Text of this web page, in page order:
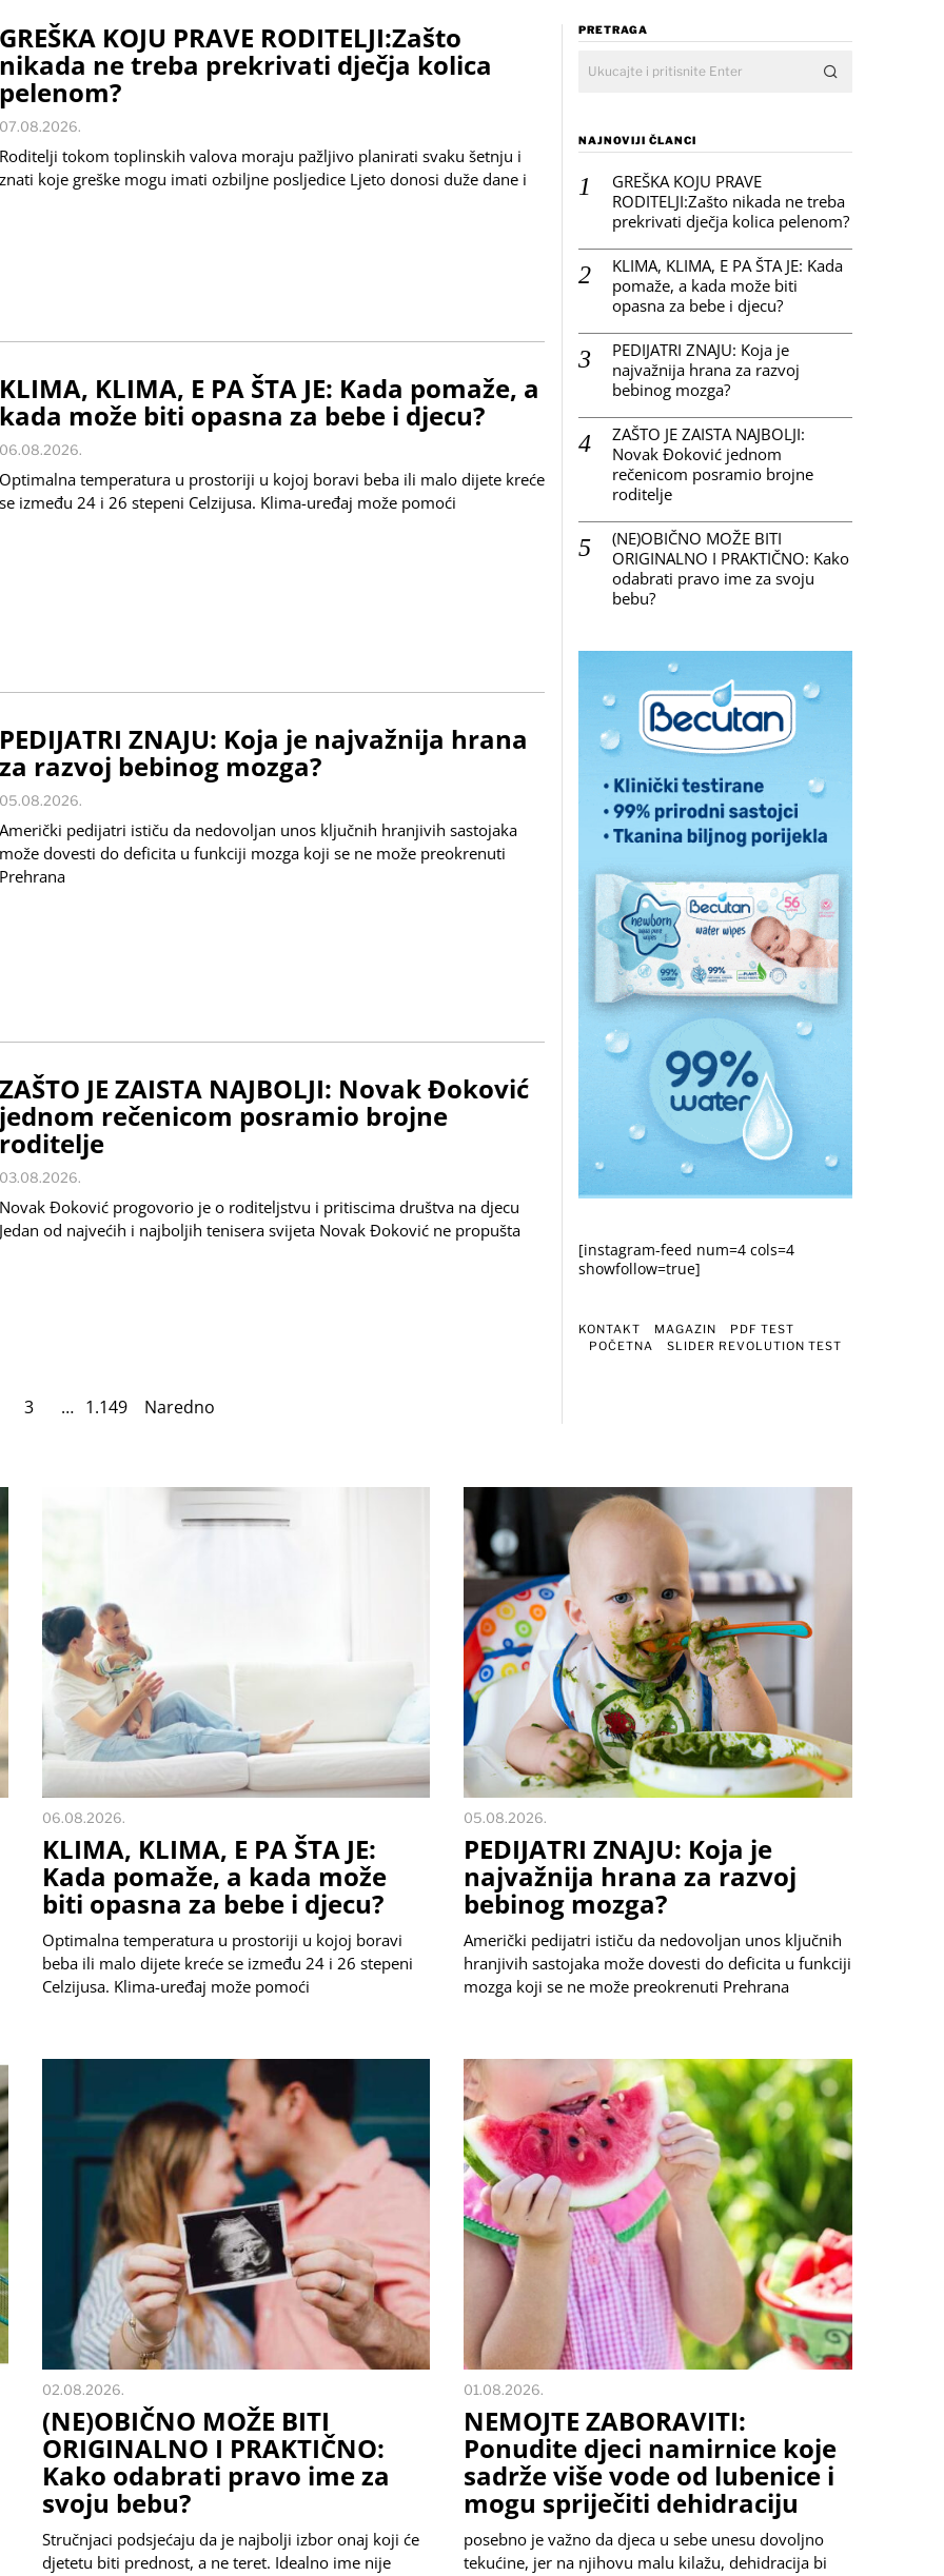
GREŠKA KOJU PRAVE RODITELJI:Zašto
nikada ne treba prekrivati dječja kolica
pelenom?
07.08.2026.
Roditelji tokom toplinskih valova moraju pažljivo planirati svaku šetnju i
znati koje greške mogu imati ozbiljne posljedice Ljeto donosi duže dane i
KLIMA, KLIMA, E PA ŠTA JE: Kada pomaže, a
kada može biti opasna za bebe i djecu?
06.08.2026.
Optimalna temperatura u prostoriji u kojoj boravi beba ili malo dijete kreće
se između 24 i 26 stepeni Celzijusa. Klima-uređaj može pomoći
PEDIJATRI ZNAJU: Koja je najvažnija hrana
za razvoj bebinog mozga?
05.08.2026.
Američki pedijatri ističu da nedovoljan unos ključnih hranjivih sastojaka
može dovesti do deficita u funkciji mozga koji se ne može preokrenuti
Prehrana
ZAŠTO JE ZAISTA NAJBOLJI: Novak Đoković
jednom rečenicom posramio brojne
roditelje
03.08.2026.
Novak Đoković progovorio je o roditeljstvu i pritiscima društva na djecu
Jedan od najvećih i najboljih tenisera svijeta Novak Đoković ne propušta
3 … 1.149 Naredno
PRETRAGA
NAJNOVIJI ČLANCI
GREŠKA KOJU PRAVE
RODITELJI:Zašto nikada ne treba
prekrivati dječja kolica pelenom?
KLIMA, KLIMA, E PA ŠTA JE: Kada
pomaže, a kada može biti
opasna za bebe i djecu?
PEDIJATRI ZNAJU: Koja je
najvažnija hrana za razvoj
bebinog mozga?
ZAŠTO JE ZAISTA NAJBOLJI:
Novak Đoković jednom
rečenicom posramio brojne
roditelje
(NE)OBIČNO MOŽE BITI
ORIGINALNO I PRAKTIČNO: Kako
odabrati pravo ime za svoju
bebu?
[instagram-feed num=4 cols=4
showfollow=true]
KONTAKT MAGAZIN
PDF TEST
POČETNA
SLIDER REVOLUTION TEST
06.08.2026.
KLIMA, KLIMA, E PA ŠTA JE:
Kada pomaže, a kada može
biti opasna za bebe i djecu?
Optimalna temperatura u prostoriji u kojoj boravi
beba ili malo dijete kreće se između 24 i 26 stepeni
Celzijusa. Klima-uređaj može pomoći
05.08.2026.
PEDIJATRI ZNAJU: Koja je
najvažnija hrana za razvoj
bebinog mozga?
Američki pedijatri ističu da nedovoljan unos ključnih
hranjivih sastojaka može dovesti do deficita u funkciji
mozga koji se ne može preokrenuti Prehrana
02.08.2026.
(NE)OBIČNO MOŽE BITI
ORIGINALNO I PRAKTIČNO:
Kako odabrati pravo ime za
svoju bebu?
Stručnjaci podsjećaju da je najbolji izbor onaj koji će
djetetu biti prednost, a ne teret. Idealno ime nije
01.08.2026.
NEMOJTE ZABORAVITI:
Ponudite djeci namirnice koje
sadrže više vode od lubenice i
mogu spriječiti dehidraciju
posebno je važno da djeca u sebe unesu dovoljno
tekućine, jer na njihovu malu kilažu, dehidracija bi